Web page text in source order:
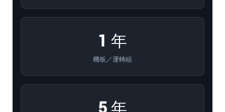
1 年
機板／運轉組
5 年